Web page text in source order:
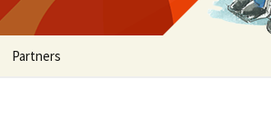
Partners